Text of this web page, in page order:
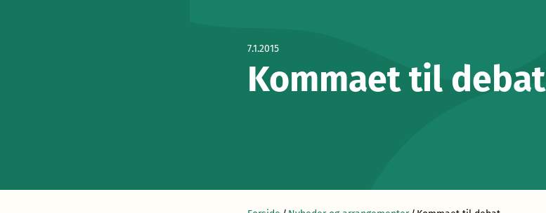
7.1.2015
Kommaet til debat